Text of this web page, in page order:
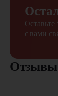
с вами
Отзывы